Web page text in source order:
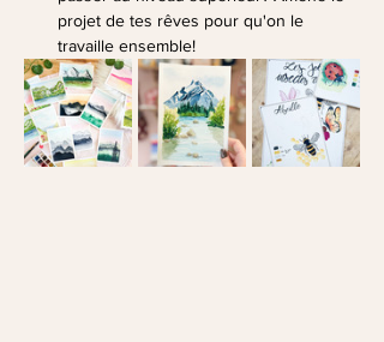
projet de tes rêves pour qu'on le
travaille ensemble!